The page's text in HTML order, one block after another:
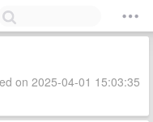
on 2025-04-01 15:03:35